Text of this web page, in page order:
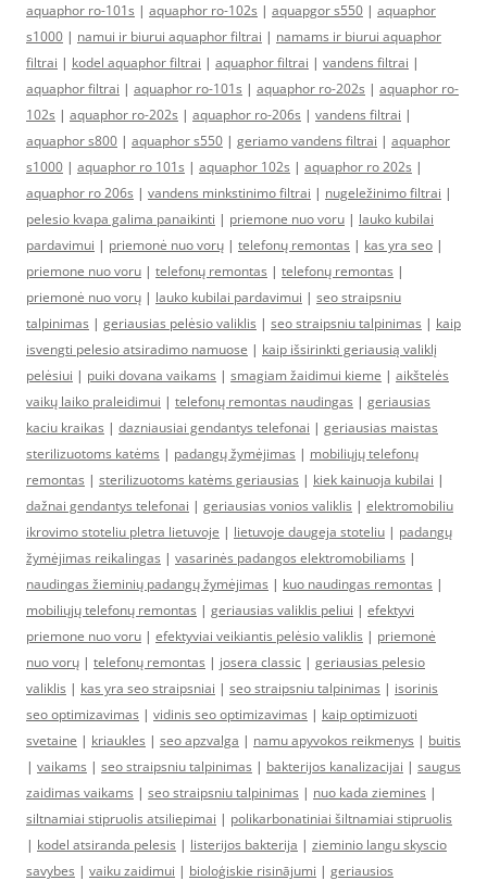
aquaphor ro-101s | aquaphor ro-102s | aquapgor s550 | aquaphor
s1000 | namui ir biurui aquaphor filtrai | namams ir biurui aquaphor
filtrai | kodel aquaphor filtrai | aquaphor filtrai | vandens filtrai |
aquaphor filtrai | aquaphor ro-101s | aquaphor ro-202s | aquaphor ro-
102s | aquaphor ro-202s | aquaphor ro-206s | vandens filtrai |
aquaphor s800 | aquaphor s550 | geriamo vandens filtrai | aquaphor
s1000 | aquaphor ro 101s | aquaphor 102s | aquaphor ro 202s |
aquaphor ro 206s | vandens minkstinimo filtrai | nugeležinimo filtrai |
pelesio kvapa galima panaikinti | priemone nuo voru | lauko kubilai
pardavimui | priemonė nuo vorų | telefonų remontas | kas yra seo |
priemone nuo voru | telefonų remontas | telefonų remontas |
priemonė nuo vorų | lauko kubilai pardavimui | seo straipsniu
talpinimas | geriausias pelėsio valiklis | seo straipsniu talpinimas | kaip
isvengti pelesio atsiradimo namuose | kaip išsirinkti geriausią valiklį
pelėsiui | puiki dovana vaikams | smagiam žaidimui kieme | aikštelės
vaikų laiko praleidimui | telefonų remontas naudingas | geriausias
kaciu kraikas | dazniausiai gendantys telefonai | geriausias maistas
sterilizuotoms katėms | padangų žymėjimas | mobiliųjų telefonų
remontas | sterilizuotoms katėms geriausias | kiek kainuoja kubilai |
dažnai gendantys telefonai | geriausias vonios valiklis | elektromobiliu
ikrovimo stoteliu pletra lietuvoje | lietuvoje daugeja stoteliu | padangų
žymėjimas reikalingas | vasarinės padangos elektromobiliams |
naudingas žieminių padangų žymėjimas | kuo naudingas remontas |
mobiliųjų telefonų remontas | geriausias valiklis peliui | efektyvi
priemone nuo voru | efektyviai veikiantis pelėsio valiklis | priemonė
nuo vorų | telefonų remontas | josera classic | geriausias pelesio
valiklis | kas yra seo straipsniai | seo straipsniu talpinimas | isorinis
seo optimizavimas | vidinis seo optimizavimas | kaip optimizuoti
svetaine | kriaukles | seo apzvalga | namu apyvokos reikmenys | buitis
| vaikams | seo straipsniu talpinimas | bakterijos kanalizacijai | saugus
zaidimas vaikams | seo straipsniu talpinimas | nuo kada ziemines |
siltnamiai stipruolis atsiliepimai | polikarbonatiniai šiltnamiai stipruolis
| kodel atsiranda pelesis | listerijos bakterija | zieminio langu skyscio
savybes | vaiku zaidimui | bioloģiskie risinājumi | geriausios